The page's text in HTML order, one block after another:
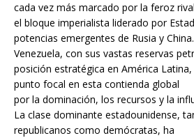
cada vez más marcado por la feroz
el bloque imperialista liderado por
potencias emergentes de Rusia y China.
Venezuela, con sus vastas reservas
posición estratégica en América
punto focal en esta contienda global
por la dominación, los recursos y la
La clase dominante estadounidense,
republicanos como demócratas, ha